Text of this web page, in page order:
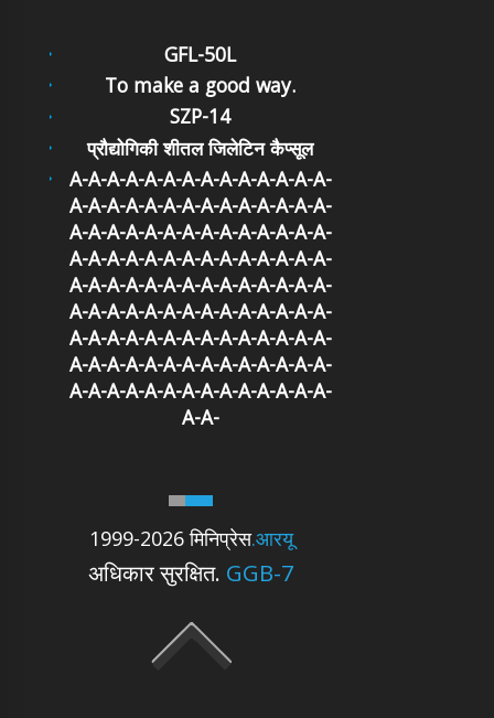
1999-2026 मिनिप्रेस.आरयू
अधिकार सुरक्षित. GGB-7
GFL-50L
To make a good way.
SZP-14
प्रौद्योगिकी शीतल जिलेटिन कैप्सूल
A-A-A-A-A-A-A-A-A-A-A-A-A-A-
A-A-A-A-A-A-A-A-A-A-A-A-A-A-
A-A-A-A-A-A-A-A-A-A-A-A-A-A-
A-A-A-A-A-A-A-A-A-A-A-A-A-A-
A-A-A-A-A-A-A-A-A-A-A-A-A-A-
A-A-A-A-A-A-A-A-A-A-A-A-A-A-
A-A-A-A-A-A-A-A-A-A-A-A-A-A-
A-A-A-A-A-A-A-A-A-A-A-A-A-A-
A-A-A-A-A-A-A-A-A-A-A-A-A-A-
A-A-